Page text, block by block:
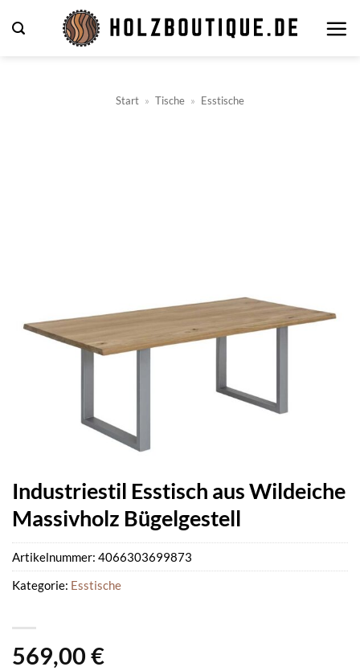
Inhalt
Start » Tische » Esstische
Industriestil Esstisch aus Wildeiche
Massivholz Bügelgestell
569,00 €
Artikelnummer: 4066303699873
Kategorie: Esstische